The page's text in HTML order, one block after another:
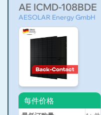
AE ICMD-108BDE
AESOLAR Energy GmbH
每件价格